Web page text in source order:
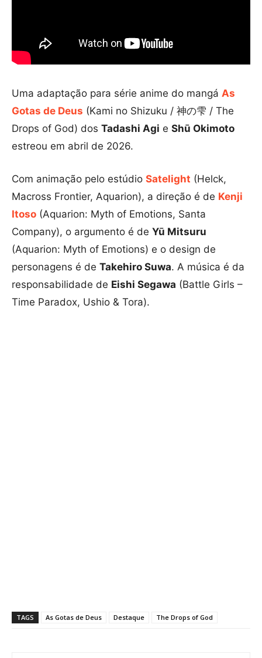
Uma adaptação para série anime do mangá As
Gotas de Deus (Kami no Shizuku / 神の雫 / The
Drops of God) dos Tadashi Agi e Shū Okimoto
estreou em abril de 2026.
Com animação pelo estúdio Satelight (Helck,
Macross Frontier, Aquarion), a direção é de Kenji
Itoso (Aquarion: Myth of Emotions, Santa
Company), o argumento é de Yū Mitsuru
(Aquarion: Myth of Emotions) e o design de
personagens é de Takehiro Suwa. A música é da
responsabilidade de Eishi Segawa (Battle Girls –
Time Paradox, Ushio & Tora).
TAGS As Gotas de Deus Destaque The Drops of God